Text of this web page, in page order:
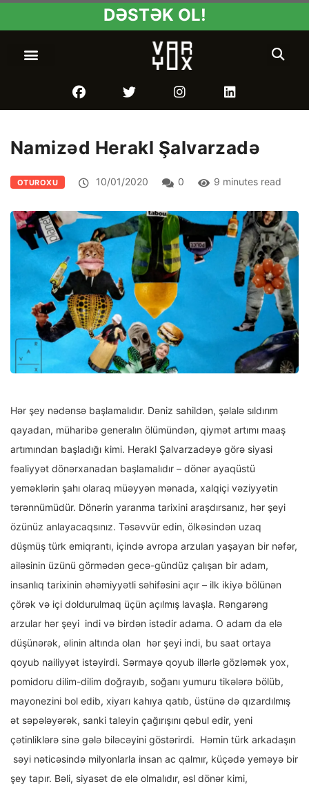
DƏSTƏK OL!
Namizəd Herakl Şalvarzadə
OTUROXU 10/01/2020 0 9 minutes read
Hər şey nədənsə başlamalıdır. Dəniz sahildən, şəlalə sıldırım
qayadan, müharibə generalın ölümündən, qiymət artımı maaş
artımından başladığı kimi. Herakl Şalvarzadəyə görə siyasi
fəaliyyət dönərxanadan başlamalıdır – dönər ayaqüstü
yeməklərin şahı olaraq müəyyən mənada, xalqiçi vəziyyətin
tərənnümüdür. Dönərin yaranma tarixini araşdırsanız, hər şeyi
özünüz anlayacaqsınız. Təsəvvür edin, ölkəsindən uzaq
düşmüş türk emiqrantı, içində avropa arzuları yaşayan bir nəfər,
ailəsinin üzünü görmədən gecə-gündüz çalışan bir adam,
insanlıq tarixinin əhəmiyyətli səhifəsini açır – ilk ikiyə bölünən
çörək və içi doldurulmaq üçün açılmış lavaşla. Rəngarəng
arzular hər şeyi indi və birdən istədir adama. O adam da elə
düşünərək, əlinin altında olan hər şeyi indi, bu saat ortaya
qoyub nailiyyət istəyirdi. Sərmayə qoyub illərlə gözləmək yox,
pomidoru dilim-dilim doğrayıb, soğanı yumuru tikələrə bölüb,
mayonezini bol edib, xiyarı kahıya qatıb, üstünə də qızardılmış
ət səpələyərək, sanki taleyin çağırışını qəbul edir, yeni
çətinliklərə sinə gələ biləcəyini göstərirdi. Həmin türk arkadaşın
səyi nəticəsində milyonlarla insan ac qalmır, küçədə yeməyə bir
şey tapır. Bəli, siyasət də elə olmalıdır, əsl dönər kimi,